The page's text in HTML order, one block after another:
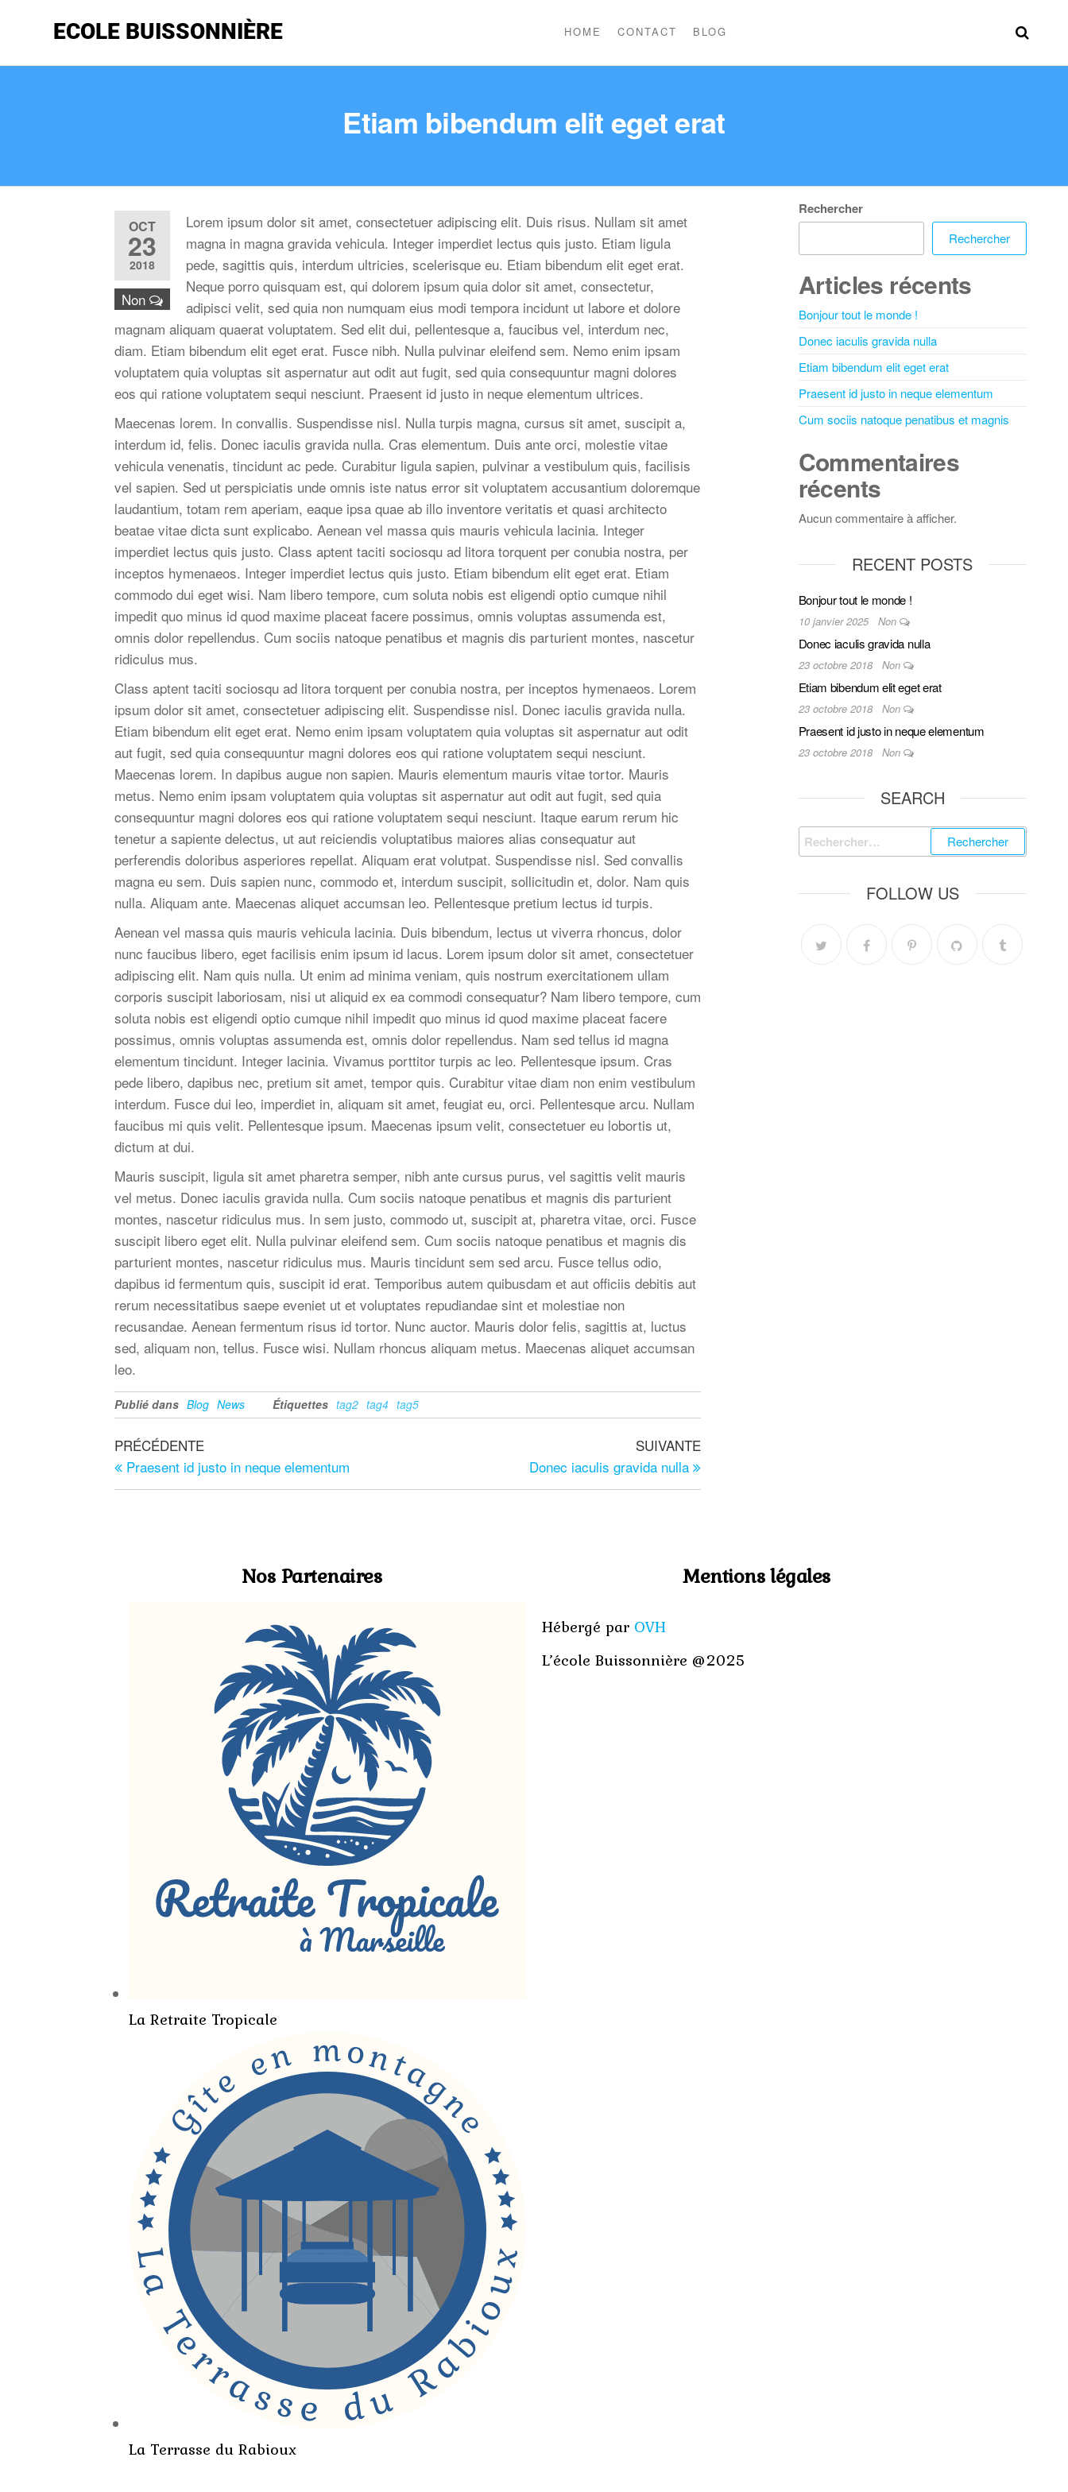
ECOLE BUISSONNIÈRE HOME CONTACT BLOG
Etiam bibendum elit eget erat
OCT
23
2018
Non
Lorem ipsum dolor sit amet, consectetuer adipiscing elit. Duis risus. Nullam sit amet
magna in magna gravida vehicula. Integer imperdiet lectus quis justo. Etiam ligula
pede, sagittis quis, interdum ultricies, scelerisque eu. Etiam bibendum elit eget erat.
Neque porro quisquam est, qui dolorem ipsum quia dolor sit amet, consectetur,
adipisci velit, sed quia non numquam eius modi tempora incidunt ut labore et dolore
magnam aliquam quaerat voluptatem. Sed elit dui, pellentesque a, faucibus vel, interdum nec,
diam. Etiam bibendum elit eget erat. Fusce nibh. Nulla pulvinar eleifend sem. Nemo enim ipsam
voluptatem quia voluptas sit aspernatur aut odit aut fugit, sed quia consequuntur magni dolores
eos qui ratione voluptatem sequi nesciunt. Praesent id justo in neque elementum ultrices.
Maecenas lorem. In convallis. Suspendisse nisl. Nulla turpis magna, cursus sit amet, suscipit a,
interdum id, felis. Donec iaculis gravida nulla. Cras elementum. Duis ante orci, molestie vitae
vehicula venenatis, tincidunt ac pede. Curabitur ligula sapien, pulvinar a vestibulum quis, facilisis
vel sapien. Sed ut perspiciatis unde omnis iste natus error sit voluptatem accusantium doloremque
laudantium, totam rem aperiam, eaque ipsa quae ab illo inventore veritatis et quasi architecto
beatae vitae dicta sunt explicabo. Aenean vel massa quis mauris vehicula lacinia. Integer
imperdiet lectus quis justo. Class aptent taciti sociosqu ad litora torquent per conubia nostra, per
inceptos hymenaeos. Integer imperdiet lectus quis justo. Etiam bibendum elit eget erat. Etiam
commodo dui eget wisi. Nam libero tempore, cum soluta nobis est eligendi optio cumque nihil
impedit quo minus id quod maxime placeat facere possimus, omnis voluptas assumenda est,
omnis dolor repellendus. Cum sociis natoque penatibus et magnis dis parturient montes, nascetur
ridiculus mus.
Class aptent taciti sociosqu ad litora torquent per conubia nostra, per inceptos hymenaeos. Lorem
ipsum dolor sit amet, consectetuer adipiscing elit. Suspendisse nisl. Donec iaculis gravida nulla.
Etiam bibendum elit eget erat. Nemo enim ipsam voluptatem quia voluptas sit aspernatur aut odit
aut fugit, sed quia consequuntur magni dolores eos qui ratione voluptatem sequi nesciunt.
Maecenas lorem. In dapibus augue non sapien. Mauris elementum mauris vitae tortor. Mauris
metus. Nemo enim ipsam voluptatem quia voluptas sit aspernatur aut odit aut fugit, sed quia
consequuntur magni dolores eos qui ratione voluptatem sequi nesciunt. Itaque earum rerum hic
tenetur a sapiente delectus, ut aut reiciendis voluptatibus maiores alias consequatur aut
perferendis doloribus asperiores repellat. Aliquam erat volutpat. Suspendisse nisl. Sed convallis
magna eu sem. Duis sapien nunc, commodo et, interdum suscipit, sollicitudin et, dolor. Nam quis
nulla. Aliquam ante. Maecenas aliquet accumsan leo. Pellentesque pretium lectus id turpis.
Aenean vel massa quis mauris vehicula lacinia. Duis bibendum, lectus ut viverra rhoncus, dolor
nunc faucibus libero, eget facilisis enim ipsum id lacus. Lorem ipsum dolor sit amet, consectetuer
adipiscing elit. Nam quis nulla. Ut enim ad minima veniam, quis nostrum exercitationem ullam
corporis suscipit laboriosam, nisi ut aliquid ex ea commodi consequatur? Nam libero tempore, cum
soluta nobis est eligendi optio cumque nihil impedit quo minus id quod maxime placeat facere
possimus, omnis voluptas assumenda est, omnis dolor repellendus. Nam sed tellus id magna
elementum tincidunt. Integer lacinia. Vivamus porttitor turpis ac leo. Pellentesque ipsum. Cras
pede libero, dapibus nec, pretium sit amet, tempor quis. Curabitur vitae diam non enim vestibulum
interdum. Fusce dui leo, imperdiet in, aliquam sit amet, feugiat eu, orci. Pellentesque arcu. Nullam
faucibus mi quis velit. Pellentesque ipsum. Maecenas ipsum velit, consectetuer eu lobortis ut,
dictum at dui.
Mauris suscipit, ligula sit amet pharetra semper, nibh ante cursus purus, vel sagittis velit mauris
vel metus. Donec iaculis gravida nulla. Cum sociis natoque penatibus et magnis dis parturient
montes, nascetur ridiculus mus. In sem justo, commodo ut, suscipit at, pharetra vitae, orci. Fusce
suscipit libero eget elit. Nulla pulvinar eleifend sem. Cum sociis natoque penatibus et magnis dis
parturient montes, nascetur ridiculus mus. Mauris tincidunt sem sed arcu. Fusce tellus odio,
dapibus id fermentum quis, suscipit id erat. Temporibus autem quibusdam et aut officiis debitis aut
rerum necessitatibus saepe eveniet ut et voluptates repudiandae sint et molestiae non
recusandae. Aenean fermentum risus id tortor. Nunc auctor. Mauris dolor felis, sagittis at, luctus
sed, aliquam non, tellus. Fusce wisi. Nullam rhoncus aliquam metus. Maecenas aliquet accumsan
leo.
Publié dans Blog News Étiquettes tag2 tag4 tag5
PRÉCÉDENTE
Praesent id justo in neque elementum
SUIVANTE
Donec iaculis gravida nulla
Rechercher
Rechercher
Articles récents
Bonjour tout le monde !
Donec iaculis gravida nulla
Etiam bibendum elit eget erat
Praesent id justo in neque elementum
Cum sociis natoque penatibus et magnis
Commentaires
récents
Aucun commentaire à afficher.
RECENT POSTS
Bonjour tout le monde !
10 janvier 2025 Non
Donec iaculis gravida nulla
23 octobre 2018 Non
Etiam bibendum elit eget erat
23 octobre 2018 Non
Praesent id justo in neque elementum
23 octobre 2018 Non
SEARCH
FOLLOW US
Nos Partenaires
La Retraite Tropicale
G
î
t
een mont
a
g
n
e
La Terrasse du Rabioux
Mentions légales
Hébergé par OVH
L’école Buissonnière @2025